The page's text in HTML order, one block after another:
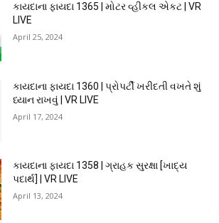
કાયદાના ફાયદા 1365 | મોટર વ્હીકલ એકટ | VR
LIVE
April 25, 2024
કાયદાના ફાયદા 1360 | પ્રોપર્ટી ખરીદતી વખતે શું
ધ્યાન રાખવું | VR LIVE
April 17, 2024
કાયદાના ફાયદા 1358 | ગ્રાહક સુરક્ષા [ખાદ્ય
પદાર્થ] | VR LIVE
April 13, 2024